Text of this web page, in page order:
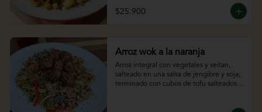
$25.900
Arroz wok a la naranja
Arroz integral con vegetales y seitan,
salteado en una salsa de jengibre y soja;
terminado con cubos de tofu salteados